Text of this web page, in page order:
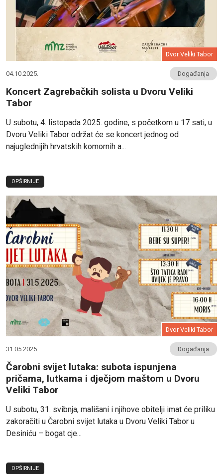
Dvor Veliki Tabor
04.10.2025. Događanja
Koncert Zagrebačkih solista u Dvoru Veliki
Tabor
U subotu, 4. listopada 2025. godine, s početkom u 17 sati, u
Dvoru Veliki Tabor održat će se koncert jednog od
najuglednijih hrvatskih komornih a...
OPŠIRNIJE
Dvor Veliki Tabor
31.05.2025. Događanja
Čarobni svijet lutaka: subota ispunjena
pričama, lutkama i dječjom maštom u Dvoru
Veliki Tabor
U subotu, 31. svibnja, mališani i njihove obitelji imat će priliku
zakoračiti u Čarobni svijet lutaka u Dvoru Veliki Tabor u
Desiniću – bogat cje...
OPŠIRNIJE